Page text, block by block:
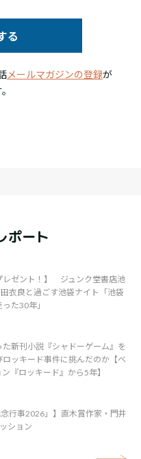
る
メールマガジンの登録が
ポート
レゼント！】 ジュンク堂書店池
衣良と過ごす池袋ナイト「池袋
た30年」
新刊小説『シャドーゲーム』を
ッキード事件に挑んだのか【ベ
『ロッキード』から5年】
行事2026」】直木賞作家・門井
ション